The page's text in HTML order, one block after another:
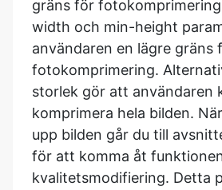
fotokomprimering.
storlek gör att användaren
komprimera hela bilden.
upp bilden går du till
för att komma åt
kvalitetsmodifiering. Detta
totala skärpan, kontrasten,
små mängder) och många
bildegenskaper.